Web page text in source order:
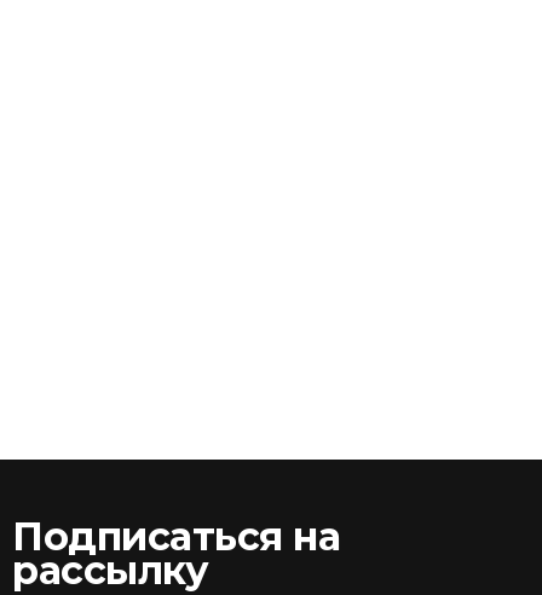
Подписаться на
рассылку